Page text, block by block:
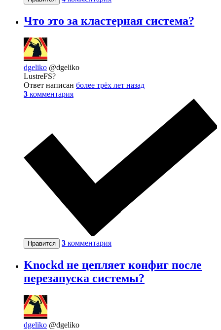
Что это за кластерная система?
dgeliko @dgeliko
LustreFS?
Ответ написан более трёх лет назад
3 комментария
Нравится 3 комментария
Knockd не цепляет конфиг после
перезапуска системы?
dgeliko @dgeliko